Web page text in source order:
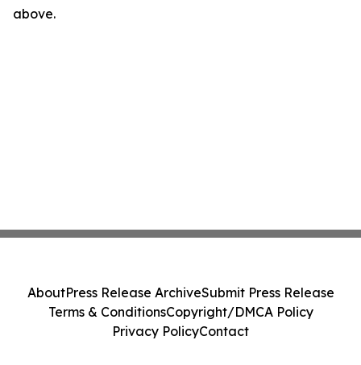
above.
AboutPress Release ArchiveSubmit Press Release
Terms & ConditionsCopyright/DMCA Policy
Privacy PolicyContact